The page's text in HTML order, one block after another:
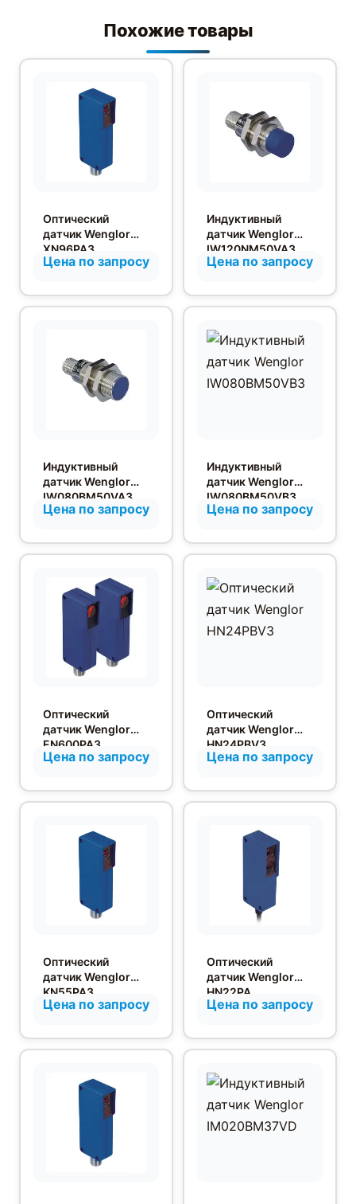
Похожие товары
Оптический
датчик Wenglor
XN96PA3
Цена по запросу
Индуктивный
датчик Wenglor
IW120NM50VA3
Цена по запросу
Индуктивный
датчик Wenglor
IW080BM50VA3
Цена по запросу
Индуктивный
датчик Wenglor
IW080BM50VB3
Цена по запросу
Оптический
датчик Wenglor
EN600PA3
Цена по запросу
Оптический
датчик Wenglor
HN24PBV3
Цена по запросу
Оптический
датчик Wenglor
KN55PA3
Цена по запросу
Оптический
датчик Wenglor
HN22PA
Цена по запросу